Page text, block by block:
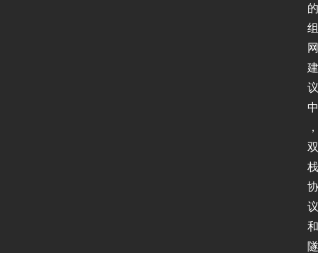
的
组
网
建
议
中
，
双
栈
协
议
和
隧